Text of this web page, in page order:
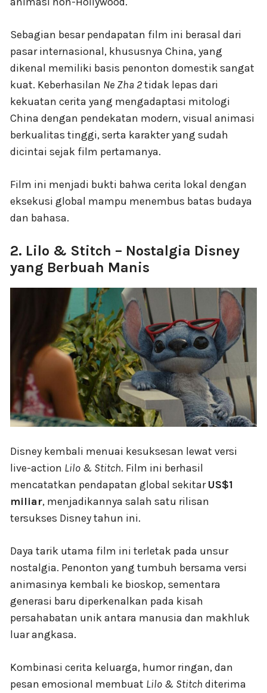
Sebagian besar pendapatan film ini berasal dari
pasar internasional, khususnya China, yang
dikenal memiliki basis penonton domestik sangat
kuat. Keberhasilan Ne Zha 2tidak lepas dari
kekuatan cerita yang mengadaptasi mitologi
China dengan pendekatan modern, visual animasi
berkualitas tinggi, serta karakter yang sudah
dicintai sejak film pertamanya.
Film ini menjadi bukti bahwa cerita lokal dengan
eksekusi global mampu menembus batas budaya
dan bahasa.
2. Lilo & Stitch – Nostalgia Disney
yang Berbuah Manis
Disney kembali menuai kesuksesan lewat versi
live-action Lilo & Stitch. Film ini berhasil
mencatatkan pendapatan global sekitarUS$1
miliar, menjadikannya salah satu rilisan
tersukses Disney tahun ini.
Daya tarik utama film ini terletak pada unsur
nostalgia. Penonton yang tumbuh bersama versi
animasinya kembali ke bioskop, sementara
generasi baru diperkenalkan pada kisah
persahabatan unik antara manusia dan makhluk
luar angkasa.
Kombinasi cerita keluarga, humor ringan, dan
pesan emosional membuat Lilo & Stitch diterima